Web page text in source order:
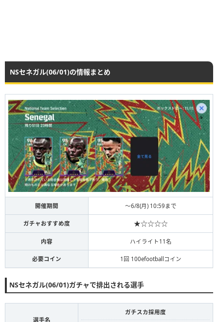
NSセネガル(06/01)の情報まとめ
開催期間 〜6/8(月) 10:59まで
ガチャおすすめ度 ★☆☆☆☆
内容 ハイライト11名
必要コイン 1回 100efootballコイン
NSセネガル(06/01)ガチャで排出される選手
選手名
ガチスカ採用度